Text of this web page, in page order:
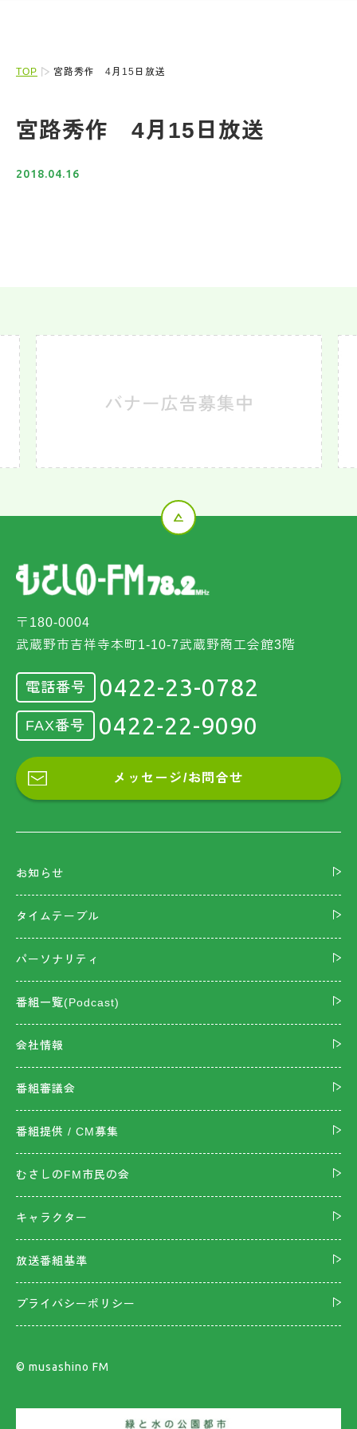
TOP 宮路秀作 4月15日放送
宮路秀作 4月15日放送
2018.04.16
〒180-0004
武蔵野市吉祥寺本町1-10-7武蔵野商工会館3階
電話番号 0422-23-0782
FAX番号 0422-22-9090
メッセージ/お問合せ
お知らせ
タイムテーブル
パーソナリティ
番組一覧(Podcast)
会社情報
番組審議会
番組提供 / CM募集
むさしのFM市民の会
キャラクター
放送番組基準
プライバシーポリシー
©︎ musashino FM